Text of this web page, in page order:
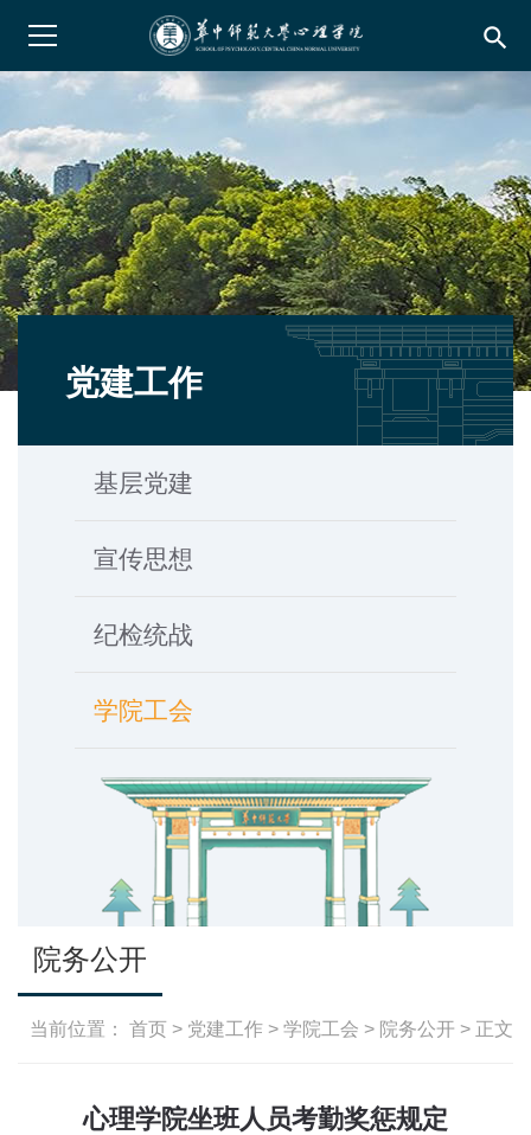
search
党建工作
基层党建
宣传思想
纪检统战
学院工会
院务公开
当前位置： 首页 > 党建工作 > 学院工会 > 院务公开 > 正文
心理学院坐班人员考勤奖惩规定